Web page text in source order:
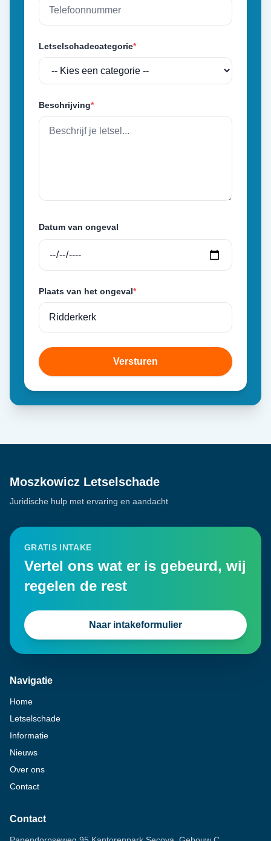
Letselschadecategorie*
Beschrijving*
Datum van ongeval
Plaats van het ongeval*
Versturen
Moszkowicz Letselschade
Juridische hulp met ervaring en aandacht
GRATIS INTAKE
Vertel ons wat er is gebeurd, wij
regelen de rest
Naar intakeformulier
Navigatie
Home
Letselschade
Informatie
Nieuws
Over ons
Contact
Contact